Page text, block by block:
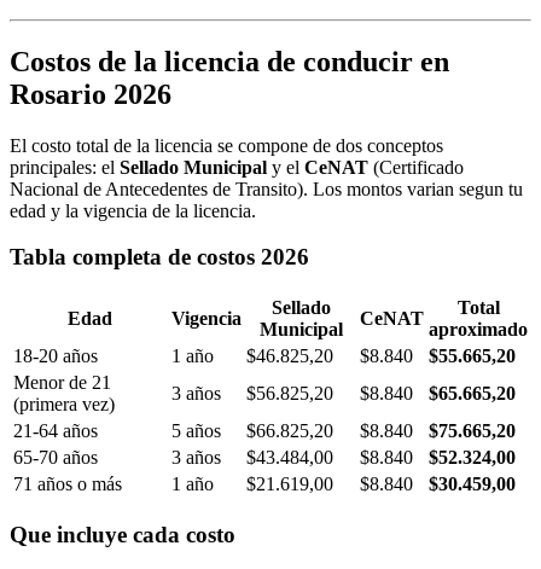
Costos de la licencia de conducir en
Rosario 2026
El costo total de la licencia se compone de dos conceptos
principales: el Sellado Municipal y el CeNAT (Certificado
Nacional de Antecedentes de Transito). Los montos varian segun tu
edad y la vigencia de la licencia.
Tabla completa de costos 2026
Edad Vigencia
Sellado
Municipal
CeNAT
Total
aproximado
18-20 años
1 año $46.825,20 $8.840
$55.665,20
Menor de 21
(primera vez)
3 años $56.825,20 $8.840
$65.665,20
21-64 años
5 años $66.825,20 $8.840
$75.665,20
65-70 años
3 años $43.484,00 $8.840
$52.324,00
71 años o más
1 año $21.619,00 $8.840 $30.459,00
Que incluye cada costo